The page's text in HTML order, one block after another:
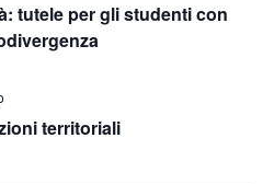
tutele per gli studenti con
territoriali